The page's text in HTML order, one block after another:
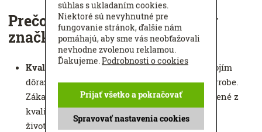
Prečo objednať žalúziové boxy
značkyK-system?
Kvalita a spoľahlivosť:K-systemje známy svojím
dôrazom na vysokú kvalitu a precíznosť pri výrobe.
Zákazníci môžu očakávať, že boxy budú vyrobené z
kvalitných materiálov, ktoré zabezpečia dlhú
životnosť a spoľahlivosť.
súhlas s ukladaním cookies.
Niektoré sú nevyhnutné pre
fungovanie stránok, ďalšie nám
pomáhajú, aby sme vás neobťažovali
nevhodne zvolenou reklamou.
Ďakujeme.Podrobnosti o cookies
Spravovať nastavenia cookies
Prijať všetko a pokračovať